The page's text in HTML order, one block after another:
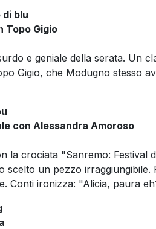
di blu
Topo Gigio
e geniale della serata. Un
Gigio, che Modugno stesso
con Alessandra Amoroso
la crociata "Sanremo: Festival
scelto un pezzo
Conti ironizza: "Alicia, paura